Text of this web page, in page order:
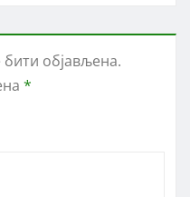
објављена.
*